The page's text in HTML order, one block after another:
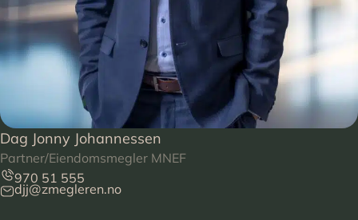
Dag Jonny Johannessen
Partner/Eiendomsmegler MNEF
970 51 555
djj@zmegleren.no